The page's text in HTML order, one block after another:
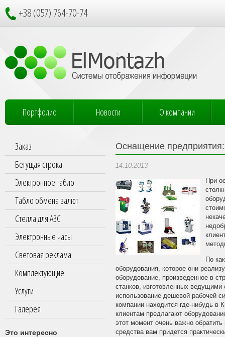
+38 (057) 764-70-74
Портфолио Новости О компании
Заказ
Бегущая строка
Электронное табло
Табло обмена валют
Стелла для АЗС
Электронные часы
Световая реклама
Комплектующие
Услуги
Галерея
Это интересно
Оснащение
14.10.2013
При
По
оборудования, которое они
оборудование, произведенное в
станков, изготовленных
использование дешевой рабочей
компании находится где-нибудь в
клиентам предлагают
этот момент очень важно
средства вам придется